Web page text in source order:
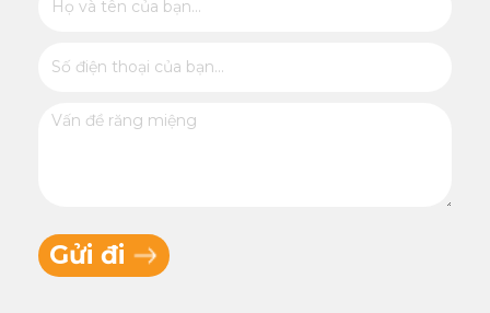
Gửi đi